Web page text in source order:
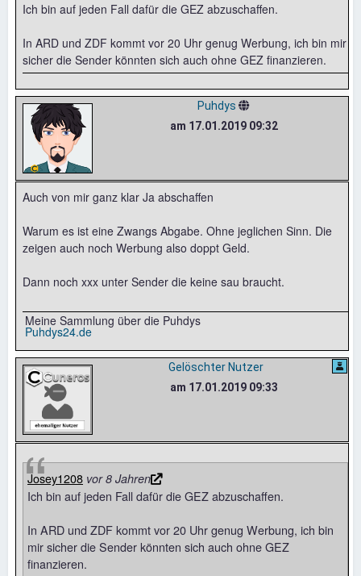
Ich bin auf jeden Fall dafür die GEZ abzuschaffen.
In ARD und ZDF kommt vor 20 Uhr genug Werbung, ich bin mir
sicher die Sender könnten sich auch ohne GEZ finanzieren.
Puhdys
am 17.01.2019 09:32
Auch von mir ganz klar Ja abschaffen
Warum es ist eine Zwangs Abgabe. Ohne jeglichen Sinn. Die
zeigen auch noch Werbung also doppt Geld.
Dann noch xxx unter Sender die keine sau braucht.
Meine Sammlung über die Puhdys
Puhdys24.de
Gelöschter Nutzer
am 17.01.2019 09:33
Josey1208 vor 8 Jahren
Ich bin auf jeden Fall dafür die GEZ abzuschaffen.
In ARD und ZDF kommt vor 20 Uhr genug Werbung, ich bin
mir sicher die Sender könnten sich auch ohne GEZ
finanzieren.